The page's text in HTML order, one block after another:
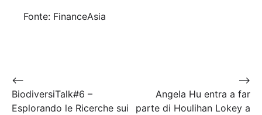
Fonte: FinanceAsia
Navigazione
articoli
⟵
BiodiversiTalk#6 –
Esplorando le Ricerche sui
Angela Hu entra a far
parte di Houlihan Lokey a
⟶